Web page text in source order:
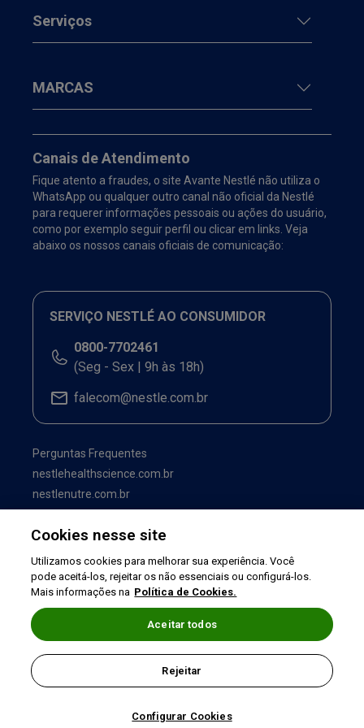
Serviços
MARCAS
Canais de Atendimento
Fique atento a fraudes, o site Avante Nestlé não utiliza o
WhatsApp ou qualquer outro canal não oficial da Nestlé
para requerer informações pessoais ou ações do usuário,
como por exemplo seguir perfil ou clicar em links. Veja
abaixo os nossos canais oficiais de comunicação:
SERVIÇO NESTLÉ AO CONSUMIDOR
0800-7702461
(Seg - Sex | 9h às 18h)
falecom@nestle.com.br
Perguntas Frequentes
nestlehealthscience.com.br
nestlenutre.com.br
Política de Privacidade
©2026 Nestlé Nutrition & Health
Cookies nesse site
Utilizamos cookies para melhorar sua experiência. Você
pode aceitá-los, rejeitar os não essenciais ou configurá-los.
Mais informações na Política de Cookies.
Configurar Cookies
Rejeitar
Aceitar todos